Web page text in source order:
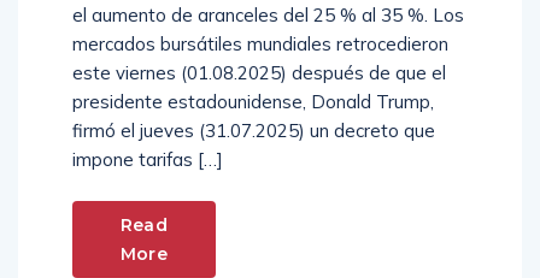
el aumento de aranceles del 25 % al 35 %. Los
mercados bursátiles mundiales retrocedieron
este viernes (01.08.2025) después de que el
presidente estadounidense, Donald Trump,
firmó el jueves (31.07.2025) un decreto que
impone tarifas […]
Read
More